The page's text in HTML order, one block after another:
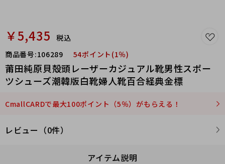
￥5,435
税込
商品番号:106289 54ポイント(1％)
莆田純原貝殻頭レーザーカジュアル靴男性スポー
ツシューズ潮韓版白靴婦人靴百合経典金標
CmallCARDで最大100ポイント（5％）がもらえる！
レビュー（0件）
アイテム説明